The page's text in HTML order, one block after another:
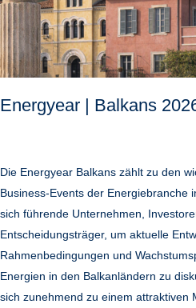
Energyear | Balkans
Die Energyear Balkans zählt zu den
Business-Events der Energiebranche
sich führende Unternehmen,
Entscheidungsträger, um aktuelle
Rahmenbedingungen und
Energien in den Balkanländern zu
sich zunehmend zu einem attraktiven